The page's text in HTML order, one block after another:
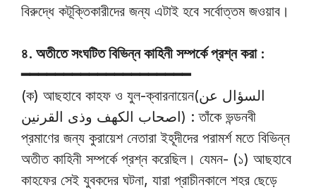
বিরুদ্ধে কটূক্তিকারীদের জন্য এটাই হবে সর্বোত্তম জওয়াব।
৪. অতীতে সংঘটিত বিভিন্ন কাহিনী সম্পর্কে প্রশ্ন করা :
━━━━━━━━━━━━━━━━━━━━
(ক) আছহাবে কাহফ ও যুল-ক্বারনায়েন(السؤال عن
اصحاب الكهف وذى القرنين) : তাঁকে ভন্ডনবী
প্রমাণের জন্য কুরায়েশ নেতারা ইহূদীদের পরামর্শ মতে বিভিন্ন
অতীত কাহিনী সম্পর্কে প্রশ্ন করেছিল। যেমন- (১) আছহাবে
কাহফের সেই যুবকদের ঘটনা, যারা প্রাচীনকালে শহর ছেড়ে